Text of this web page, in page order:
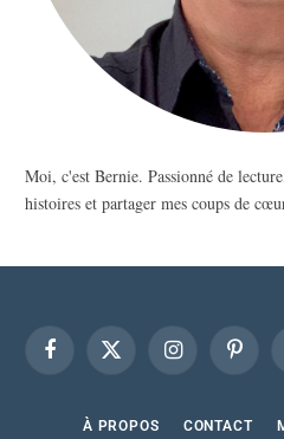
Moi, c'est Bernie. Passionné de
histoires et partager mes coups de
FacebookX
Instagram
À PROPOS CONTACT